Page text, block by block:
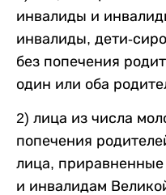
инвалиды и
инвалиды, дети-
без попечения
один или оба
2) лица из числа
попечения
лица, приравненные
и инвалидам